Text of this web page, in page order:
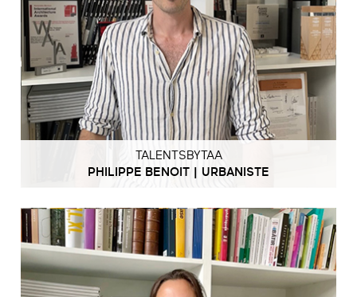
TALENTSBYTAA
PHILIPPE BENOIT | URBANISTE